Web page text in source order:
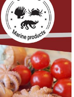
rô phi Trung Quốc